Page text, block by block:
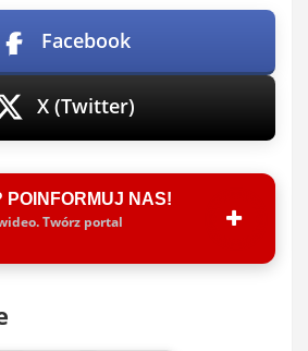
Facebook
X (Twitter)
POINFORMUJ NAS!
Twórz portal